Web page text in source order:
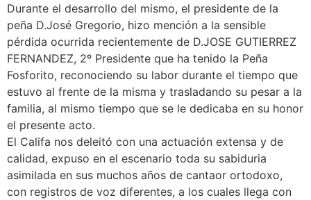
Durante el desarrollo del mismo, el presidente de la
peña D.José Gregorio, hizo mención a la sensible
pérdida ocurrida recientemente de D.JOSE GUTIERREZ
FERNANDEZ, 2º Presidente que ha tenido la Peña
Fosforito, reconociendo su labor durante el tiempo que
estuvo al frente de la misma y trasladando su pesar a la
familia, al mismo tiempo que se le dedicaba en su honor
el presente acto.
El Califa nos deleitó con una actuación extensa y de
calidad, expuso en el escenario toda su sabiduria
asimilada en sus muchos años de cantaor ortodoxo,
con registros de voz diferentes, a los cuales llega con